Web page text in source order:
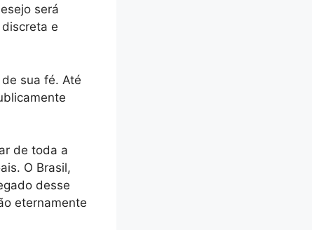
será
e
sua fé. Até
de toda a
O Brasil,
desse
eternamente